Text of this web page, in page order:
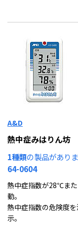
A&D
熱中症みはりん坊
1種類の製品があり
64-0604
熱中症指数が28℃ま
動。
熱中症指数の危険度
示。